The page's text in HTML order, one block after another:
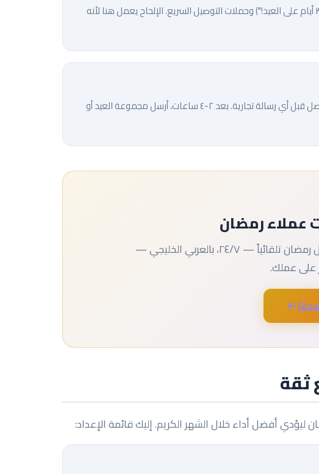
هذه أعلى نافذة تحويل. أدلة هدايا العيد، عروض العدّ التنازلي ("٣ أيام على العيد!") وحملات التوصيل السريع. الإلحاح يعمل هنا لأنه
ابدأ بإرسال تهانئ "عيد مبارك" لجميع العملاء أولاً. دع الاحتفال يصل قبل أي رسالة تجارية. بعد ٢-٤ ساعات، أرسل مجموعة العيد أو
عملاء رمضان
أعدّ شات بوتك الآن. تعامل مع موجة رسائل رمضان تلقائياً — ٢٤/٧، بالعربي الخليجي —
على عملك.
ثقة
أفضل أداء خلال الشهر الكريم. إليك قائمة الإعداد: